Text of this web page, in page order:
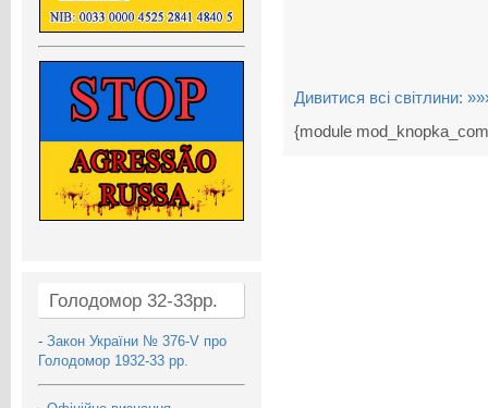
Голодомор 32-33рр.
- Закон України № 376-V про
Голодомор 1932-33 рр.
Дивитися всі світлини:
{module